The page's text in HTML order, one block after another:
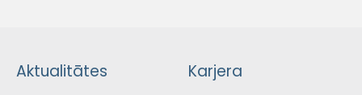
Aktualitātes Karjera